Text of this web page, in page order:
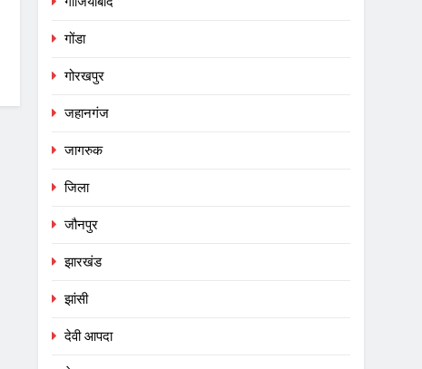
गोंडा
गोरखपुर
जहानगंज
जागरुक
जिला
जौनपुर
झारखंड
झांसी
देवी आपदा